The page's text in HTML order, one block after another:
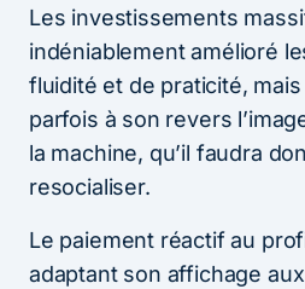
Les investissements
indéniablement amélioré
fluidité et de praticité,
parfois à son revers
la machine, qu’il faudra
resocialiser.
Le paiement réactif au
adaptant son affichage